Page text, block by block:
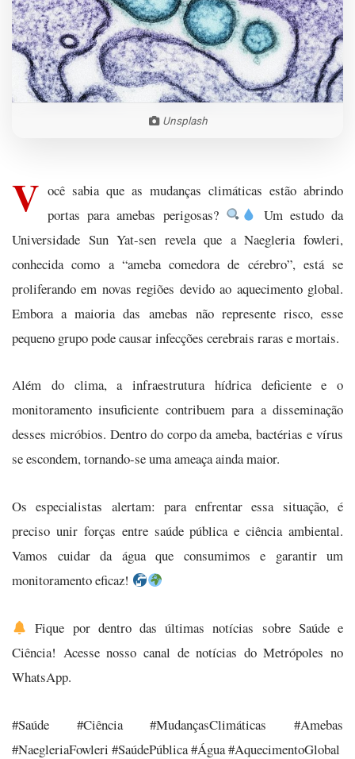
Unsplash
V ocê sabia que as mudanças climáticas estão abrindo
portas para amebas perigosas?
Um estudo da
Universidade Sun Yat-sen revela que a Naegleria fowleri,
conhecida como a “ameba comedora de cérebro”, está se
proliferando em novas regiões devido ao aquecimento global.
Embora a maioria das amebas não represente risco, esse
pequeno grupo pode causar infecções cerebrais raras e mortais.
Além do clima, a infraestrutura hídrica deficiente e o
monitoramento insuficiente contribuem para a disseminação
desses micróbios. Dentro do corpo da ameba, bactérias e vírus
se escondem, tornando-se uma ameaça ainda maior.
Os especialistas alertam: para enfrentar essa situação, é
preciso unir forças entre saúde pública e ciência ambiental.
Vamos cuidar da água que consumimos e garantir um
monitoramento eficaz!
Fique por dentro das últimas notícias sobre Saúde e
Ciência! Acesse nosso canal de notícias do Metrópoles no
WhatsApp.
#Saúde #Ciência #MudançasClimáticas #Amebas
#NaegleriaFowleri #SaúdePública #Água #AquecimentoGlobal